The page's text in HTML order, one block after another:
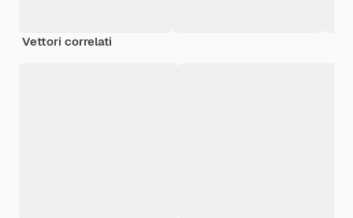
Vettori correlati